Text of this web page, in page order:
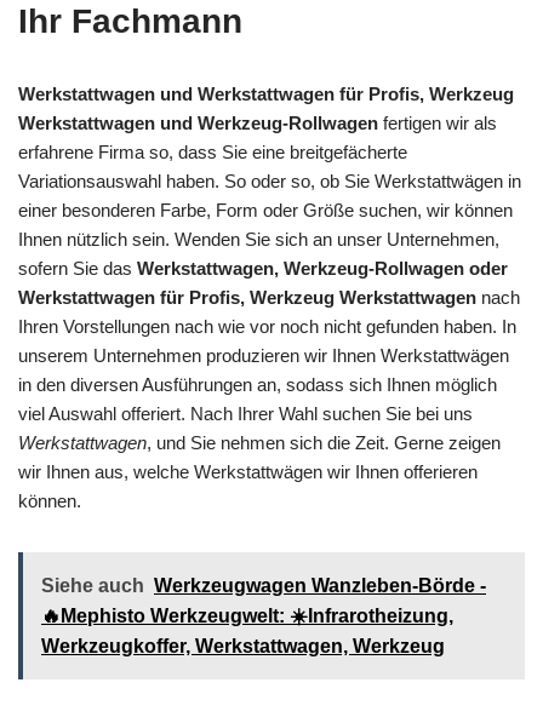
Ihr Fachmann
Werkstattwagen und Werkstattwagen für Profis, Werkzeug
Werkstattwagen und Werkzeug-Rollwagen fertigen wir als
erfahrene Firma so, dass Sie eine breitgefächerte
Variationsauswahl haben. So oder so, ob Sie Werkstattwägen in
einer besonderen Farbe, Form oder Größe suchen, wir können
Ihnen nützlich sein. Wenden Sie sich an unser Unternehmen,
sofern Sie das Werkstattwagen, Werkzeug-Rollwagen oder
Werkstattwagen für Profis, Werkzeug Werkstattwagen nach
Ihren Vorstellungen nach wie vor noch nicht gefunden haben. In
unserem Unternehmen produzieren wir Ihnen Werkstattwägen
in den diversen Ausführungen an, sodass sich Ihnen möglich
viel Auswahl offeriert. Nach Ihrer Wahl suchen Sie bei uns
Werkstattwagen, und Sie nehmen sich die Zeit. Gerne zeigen
wir Ihnen aus, welche Werkstattwägen wir Ihnen offerieren
können.
Siehe auch Werkzeugwagen Wanzleben-Börde -
🔥Mephisto Werkzeugwelt: ☀️Infrarotheizung,
Werkzeugkoffer, Werkstattwagen, Werkzeug